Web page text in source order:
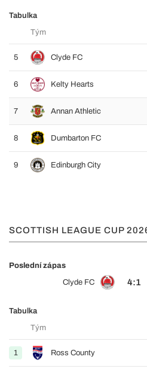
Tabulka
Tým
5 Clyde FC
6 Kelty Hearts
7 Annan Athletic
8 Dumbarton FC
9 Edinburgh City
SCOTTISH LEAGUE CUP
Poslední zápas
Clyde FC
4:1
Tabulka
Tým
1 Ross County